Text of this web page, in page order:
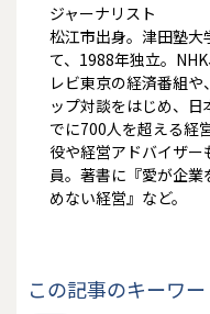
ジャーナリスト
松江市出身。津田塾
て、1988年独立。
レビ東京の経済番組
ップ対談をはじめ、
でに700人を超える経
役や経営アドバイザ
員。著書に 『愛が企
めない経営』 など。
この記事のキーワー